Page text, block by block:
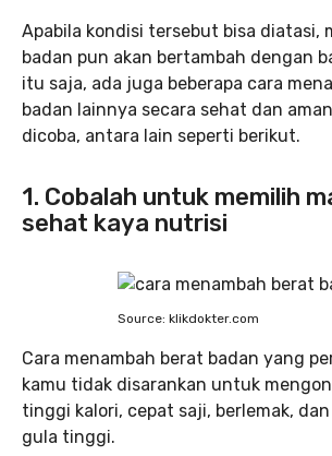
Apabila kondisi tersebut bisa diatasi,
badan pun akan bertambah dengan
itu saja, ada juga beberapa cara
badan lainnya secara sehat dan
dicoba, antara lain seperti berikut.
1. Cobalah untuk memilih
sehat kaya nutrisi
Source: klikdokter.com
Cara menambah berat badan yang
kamu tidak disarankan untuk
tinggi kalori, cepat saji, berlemak,
gula tinggi.